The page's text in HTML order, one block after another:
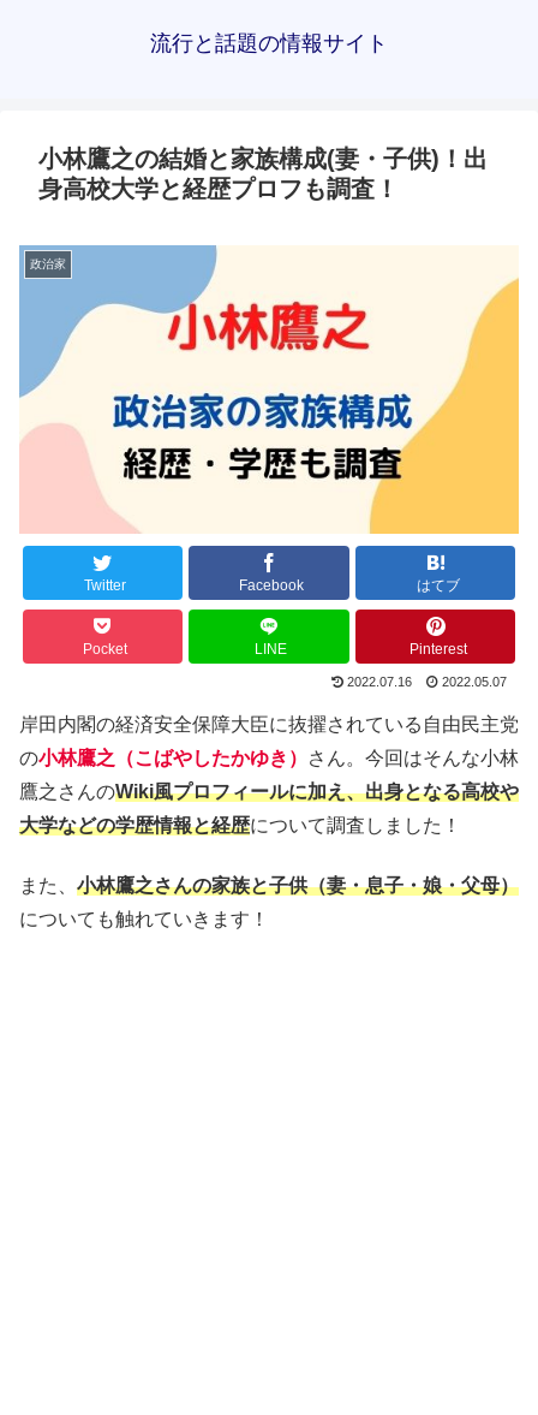
流行と話題の情報サイト
小林鷹之の結婚と家族構成(妻・子供)！出
身高校大学と経歴プロフも調査！
政治家
Twitter Facebook はてブ
Pocket LINE Pinterest
2022.07.16 2022.05.07
岸田内閣の経済安全保障大臣に抜擢されている自由民主党
の小林鷹之（こばやしたかゆき）
さん。今回はそんな小林
鷹之さんのWiki風プロフィールに加え、出身となる高校や
大学などの学歴情報と経歴について調査しました！
また、 小林鷹之さんの家族と子供（妻・息子・娘・父母）
についても触れていきます！